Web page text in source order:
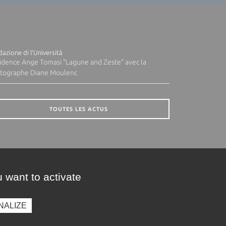
di l'Università
Ange Tomasi "Lagune and Zeste" avec la
Diane Moulenc
TOUTES LES ACTUS
want to activate